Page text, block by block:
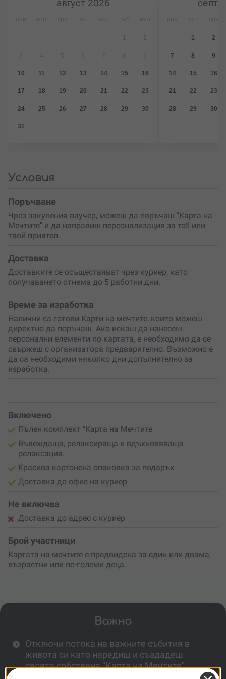
Активиращи карти
Поглези себе си или подари нещо различно и
Мечтите“ – сбъдни желания, използвайки принципите
на филма „Тайната“ и Фън Шуй!
август 2026
пон вто сря чет пет нед
5
10 11 12 13 14 15 16
17 18 19 20 21 22 23
24 25 26 27 28 29 30
31
пон вто сря
1 2
7 8 9
14 15 16
21 22 23
28 29 30
Условия
Поръчване
Чрез закупения ваучер, можеш да поръчаш "Карта на
Мечтите" и да направиш персонализация за теб или
твой приятел.
Доставка
Доставките се осъществяват чрез куриер, като
получаването отнема до 5 работни дни.
Време за изработка
Налични са готови Карти на мечтите, които можеш
директно да поръчаш. Ако искаш да нанесеш
персонални елементи по картата, е необходимо да се
свържеш с организатора предварително. Възможно е
да са необходими няколко дни допълнително за
изработка.
Включено
Пълен комплект "Карта на Мечтите"
Въвеждаща, релаксираща и вдъхновяваща
релаксация.
Красива картонена опаковка за подарък
Доставка до офис на куриер
Не включва
Доставка до адрес с куриер
Брой участници
Картата на мечтите е предвидена за един или двама,
възрастни или по-големи деца.
Важно
Отключи потока на важните събития в
живота си като наредиш и създадеш
своята собствена "Карта на Мечтите".